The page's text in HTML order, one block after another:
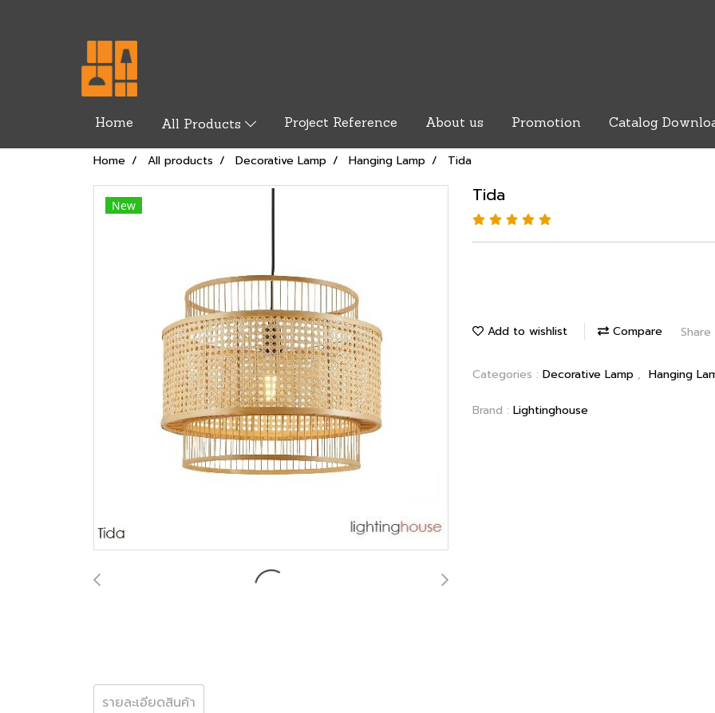
Home All Products Project Reference About us Promotion Catalog
Home All products Decorative Lamp Hanging Lamp Tida
New Tida
Add to wishlist Compare Share
Categories : Decorative Lamp , Hanging
Brand : Lightinghouse
รายละเอียดสินค้า